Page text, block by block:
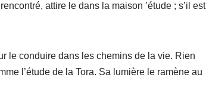
attire le dans la maison ’étude ; s’il est
le conduire dans les chemins de la vie. Rien
l’étude de la Tora. Sa lumière le ramène au